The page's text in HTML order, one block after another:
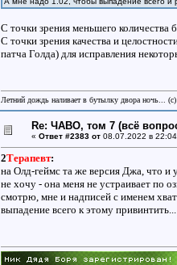
С точки зрения меньшего количества
С точки зрения качества и
патча Голда) для исправления
Летний дождь наливает в бутылку двора ночь...
Re: ЧАВО, том 7 (всё
« Ответ #2383 от08.07.2022 в
2Терапевт:
на Олд-геймс та же версия Джа, что и
не хочу - она меня не устраивает по
смотрю, мне и надписей с именем
выпадение всего к этому привинтить...